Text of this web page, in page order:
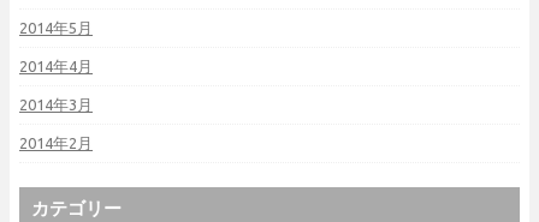
2014年5月
2014年4月
2014年3月
2014年2月
カテゴリー